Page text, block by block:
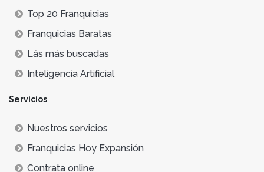
Top 20 Franquicias
Franquicias Baratas
Lás más buscadas
Inteligencia Artificial
Servicios
Nuestros servicios
Franquicias Hoy Expansión
Contrata online